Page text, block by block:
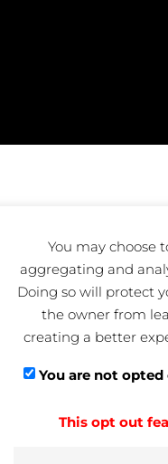
You may choose
aggregating and
Doing so will protect
the owner from
creating a better
You are not
This opt out